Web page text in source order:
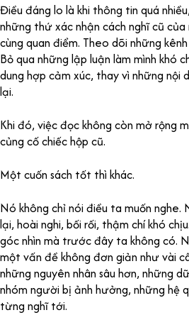
Điều đáng lo là khi thông tin quá
những thứ xác nhận cách nghĩ cũ
cùng quan điểm. Theo dõi những
Bỏ qua những lập luận làm mình khó
dung hợp cảm xúc, thay vì những nội
lại.
Khi đó, việc đọc không còn mở rộng
củng cố chiếc hộp cũ.
Một cuốn sách tốt thì khác.
Nó không chỉ nói điều ta muốn
lại, hoài nghi, bối rối, thậm chí khó
góc nhìn mà trước đây ta không có.
một vấn đề không đơn giản như vài
những nguyên nhân sâu hơn, những
nhóm người bị ảnh hưởng, những hệ
từng nghĩ tới.